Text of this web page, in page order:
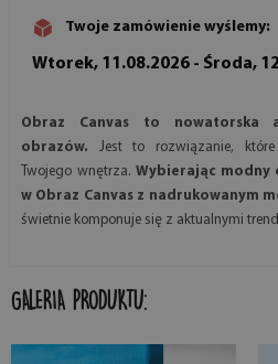
Twoje zamówienie wyślemy:
Wtorek, 11.08.2026 - Środa,
Obraz Canvas to nowatorska
obrazów. Jest to rozwiązanie, które
Twojego wnętrza. Wybierając modny
w Obraz Canvas z nadrukowanym
świetnie komponuje się z aktualnymi
GALERIA PRODUKTU: